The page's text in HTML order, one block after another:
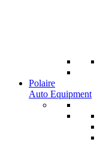
Polaire
Auto Equipment